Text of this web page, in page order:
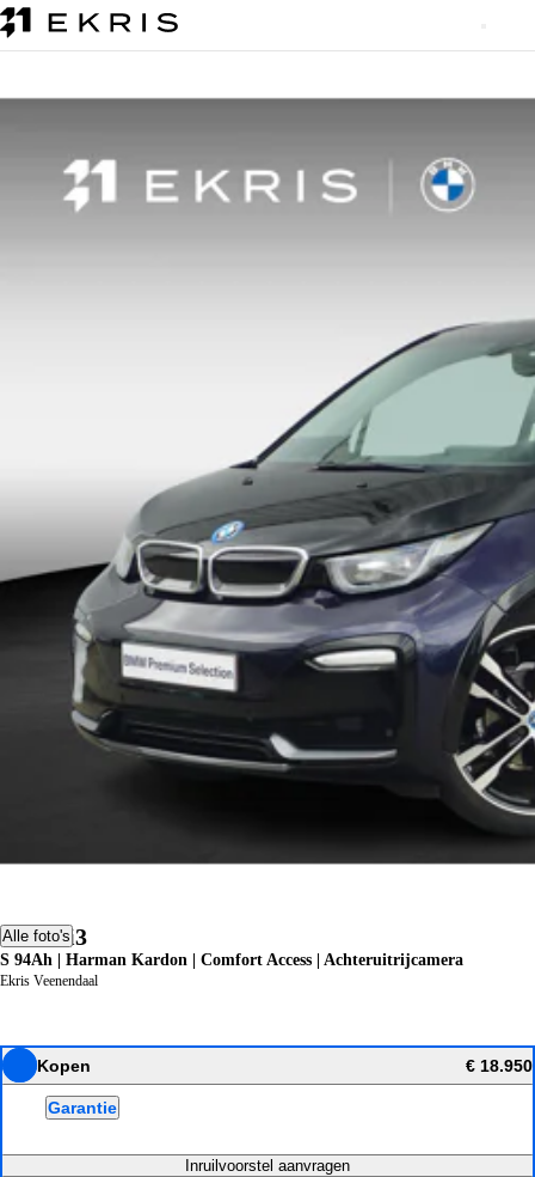
Alle foto's
BMW i3
S 94Ah | Harman Kardon | Comfort Access | Achteruitrijcamera
Ekris Veenendaal
Kopen € 18.950
Garantie
Inruilvoorstel aanvragen